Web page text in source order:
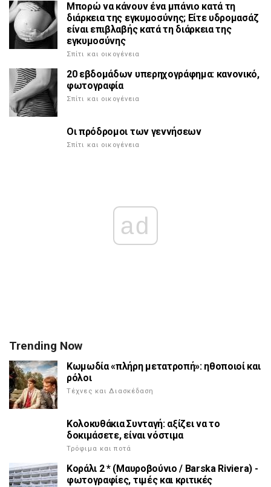
Μπορώ να κάνουν ένα μπάνιο κατά τη
διάρκεια της εγκυμοσύνης; Είτε υδρομασάζ
είναι επιβλαβής κατά τη διάρκεια της
εγκυμοσύνης
Σπίτι και οικογένεια
20 εβδομάδων υπερηχογράφημα: κανονικό,
φωτογραφία
Σπίτι και οικογένεια
Οι πρόδρομοι των γεννήσεων
Σπίτι και οικογένεια
ad
Trending Now
Κωμωδία «πλήρη μετατροπή»: ηθοποιοί και
ρόλοι
Τέχνες και Διασκέδαση
Κολοκυθάκια Συνταγή: αξίζει να το
δοκιμάσετε, είναι νόστιμα
Τρόφιμα και ποτά
Κοράλι 2 * (Μαυροβούνιο / Barska Riviera) -
φωτογραφίες, τιμές και κριτικές